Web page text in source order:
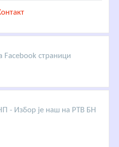
Facebook страници
- Избор је наш на РТВ БН